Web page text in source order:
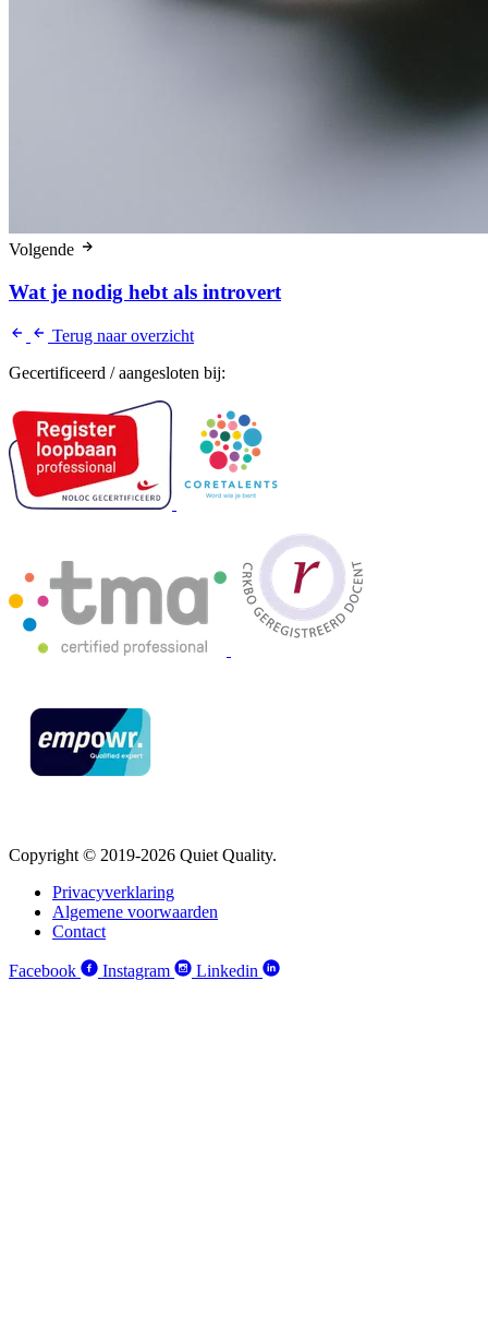
Volgende
Wat je nodig hebt als introvert
Terug naar overzicht
Gecertificeerd / aangesloten bij:
Copyright © 2019-2026 Quiet Quality.
Privacyverklaring
Algemene voorwaarden
Contact
Facebook Instagram Linkedin